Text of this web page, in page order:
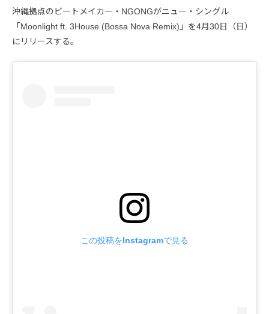
沖縄拠点のビートメイカー・NGONGがニュー・シングル
「Moonlight ft. 3House (Bossa Nova Remix)」を4月30日（日）
にリリースする。
この投稿をInstagramで見る